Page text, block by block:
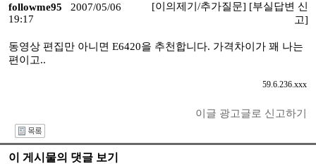
followme95
2007/05/06
19:17
[이의제기/추가질문] [부실답변 신
고]
동영상 편집만 아니면 E6420을 추천합니다. 가격차이가 꽤 나는
편이고..
59.6.236.xxx
이글 광고글로 신고하기
이 게시물의 댓글 보기